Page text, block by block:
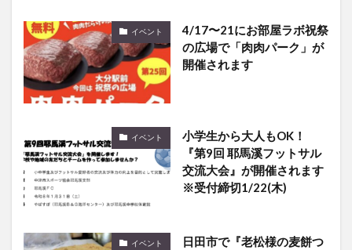
イベント
4/17〜21にお部屋ラボ祝祭
の広場で「肉肉パーク」が
開催されます
イベント
小学生から大人もOK！
『第9回 耶馬溪フットサル
交流大会』が開催されます
※受付締切1/22(木)
イベント
日田市で『老松様の麦餅つ